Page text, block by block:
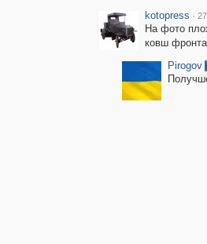
kotopress ·
На фото
ковш
Pirogov